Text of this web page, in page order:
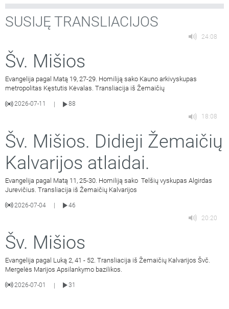
SUSIJĘ TRANSLIACIJOS
24:08
Šv. Mišios
Evangelija pagal Matą 19, 27-29. Homiliją sako Kauno arkivyskupas
metropolitas Kęstutis Kėvalas. Transliacija iš Žemaičių
2026-07-11
88
18:08
Šv. Mišios. Didieji Žemaičių
Kalvarijos atlaidai.
Evangelija pagal Matą 11, 25-30. Homiliją sako Telšių vyskupas Algirdas
Jurevičius. Transliacija iš Žemaičių Kalvarijos
2026-07-04
46
20:20
Šv. Mišios
Evangelija pagal Luką 2, 41 - 52. Transliacija iš Žemaičių Kalvarijos Švč.
Mergelės Marijos Apsilankymo bazilikos.
2026-07-01 | 31